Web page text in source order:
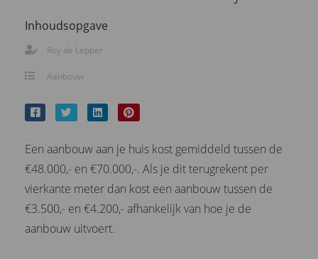
Inhoudsopgave
Roy de Lepper
Aanbouw
Een aanbouw aan je huis kost gemiddeld tussen de
€48.000,- en €70.000,-. Als je dit terugrekent per
vierkante meter dan kost een aanbouw tussen de
€3.500,- en €4.200,- afhankelijk van hoe je de
aanbouw uitvoert.